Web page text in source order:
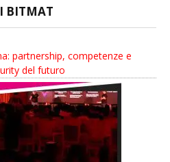
BITMAT
partnership, competenze e
del futuro